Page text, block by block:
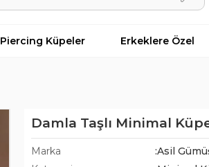
Piercing Küpeler Erkeklere Özel
Damla Taşlı Minimal
Marka
:Asil